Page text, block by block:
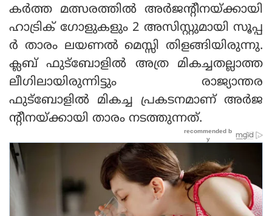
കര്‍ത്ത മത്സരത്തില്‍ അര്‍ജന്റീനയ്ക്കായി
ഹാട്രിക് ഗോളുകളും 2 അസിസ്റ്റുമായി സൂപ്പ
ര്‍ താരം ലയണല്‍ മെസ്സി തിളങ്ങിയിരുന്നു.
ക്ലബ് ഫുട്‌ബോളില്‍ അത്ര മികച്ചതല്ലാത്ത
ലീഗിലായിരുന്നിട്ടും രാജ്യാന്തര
ഫുട്‌ബോളില്‍ മികച്ച പ്രകടനമാണ് അര്‍ജ
ന്റീനയ്ക്കായി താരം നടത്തുന്നത്.